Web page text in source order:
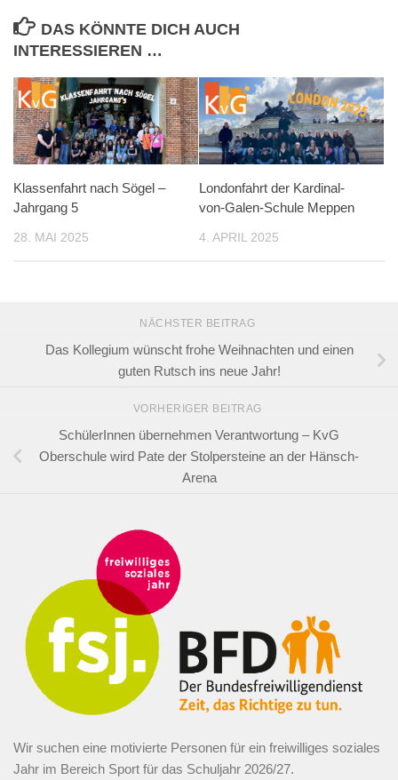
DAS KÖNNTE DICH AUCH
INTERESSIEREN …
Klassenfahrt nach Sögel –
Jahrgang 5
28. MAI 2025
Londonfahrt der Kardinal-
von-Galen-Schule Meppen
4. APRIL 2025
NÄCHSTER BEITRAG
Das Kollegium wünscht frohe Weihnachten und einen
guten Rutsch ins neue Jahr!
VORHERIGER BEITRAG
SchülerInnen übernehmen Verantwortung – KvG
Oberschule wird Pate der Stolpersteine an der Hänsch-
Arena
Wir suchen eine motivierte Personen für ein freiwilliges soziales
Jahr im Bereich Sport für das Schuljahr 2026/27.